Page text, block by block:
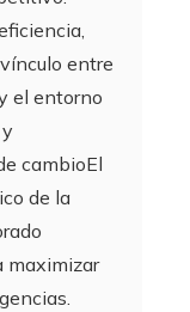
entre
el entorno
cambioEl
de la
maximizar